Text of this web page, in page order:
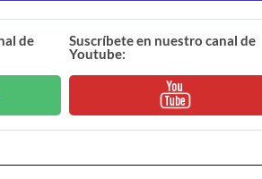
de
Suscríbete en nuestro canal de
Youtube: